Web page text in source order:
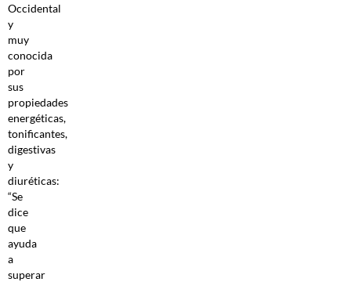
Occidental
y
muy
conocida
por
sus
propiedades
energéticas,
tonificantes,
digestivas
y
diuréticas:
“Se
dice
que
ayuda
a
superar